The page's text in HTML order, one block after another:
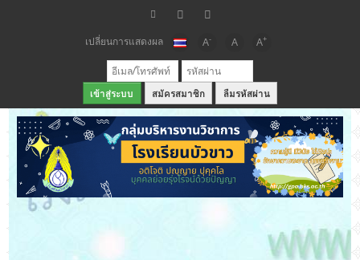
เปลี่ยนการแสดงผล A- A A+
สมัครสมาชิก ลืมรหัสผ่าน
เว็บไซต์กลุ่มบริหารวิชาการ โรงเรียนบัวขาว